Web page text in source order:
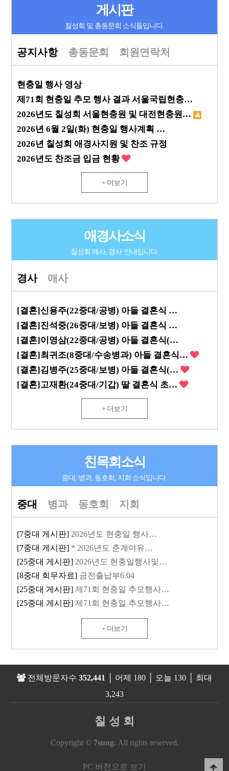
게시판
칠성회 및 총동문회 소식들입니다.
공지사항 총동문회 회원연락처
현충일 행사 영상
제71회 현충일 추모 행사 결과 서울국립현충…
2026년도 칠성회 서울현충원 및 대전현충원…
2026년 6월 2일(화) 현충일 행사계획 …
2026년 칠성회 애경사지원 및 찬조 규정
2026년도 찬조금 입금 현황
+ 더보기
애경사소식
칠성회 애사, 경사 안내입니다.
경사 애사
[결혼]신용주(22중대/공병) 아들 결혼식 …
[결혼]진석중(26중대/보병) 아들 결혼식 …
[결혼]이영삼(22중대/공병) 아들 결혼식(…
[결혼]최귀조(8중대/수송병과) 아들 결혼식…
[결혼]김병주(25중대/보병) 아들 결혼식(…
[결혼]고재환(24중대/기갑) 딸 결혼식 초…
+ 더보기
친목회소식
중대, 병과, 동호회, 지회 소식입니다.
중대 병과 동호회 지회
[7중대 게시판] 2026년도 현충일 행사…
[7중대 게시판] * 2026년도 춘계야유…
[25중대 게시판] 2026년도 현충일행사및…
[8중대 회무자료] 금전출납부6.04
[25중대 게시판] 제71회 현충일 추모행사…
[25중대 게시판] 제71회 현충일 추모행사…
+ 더보기
전체방문자수 352,441
│ 어제 180 │ 오늘 130 │ 최대
3,243
칠 성 회
Copyright © 7sung. All rights reserved.
PC 버전으로 보기